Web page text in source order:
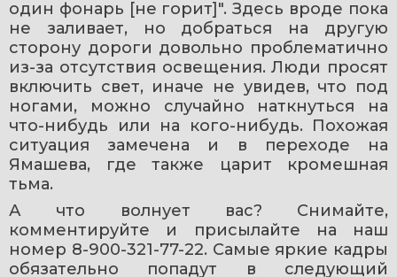
один фонарь [не горит]". Здесь вроде пока
не заливает, но добраться на другую
сторону дороги довольно проблематично
из-за отсутствия освещения. Люди просят
включить свет, иначе не увидев, что под
ногами, можно случайно наткнуться на
что-нибудь или на кого-нибудь. Похожая
ситуация замечена и в переходе на
Ямашева, где также царит кромешная
тьма.
А что волнует вас? Снимайте,
комментируйте и присылайте на наш
номер 8-900-321-77-22. Самые яркие кадры
обязательно попадут в следующий